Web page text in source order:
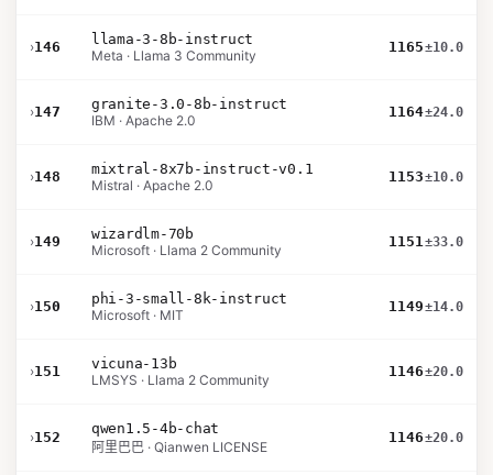
›146
llama-3-8b-instruct
Meta · Llama 3 Community
1165±10.0
›147
granite-3.0-8b-instruct
IBM · Apache 2.0
1164±24.0
›148
mixtral-8x7b-instruct-v0.1
Mistral · Apache 2.0
1153±10.0
›149
wizardlm-70b
Microsoft · Llama 2 Community
1151±33.0
›150
phi-3-small-8k-instruct
Microsoft · MIT
1149±14.0
›151
vicuna-13b
LMSYS · Llama 2 Community
1146±20.0
›152
qwen1.5-4b-chat
阿里巴巴 · Qianwen LICENSE
1146±20.0